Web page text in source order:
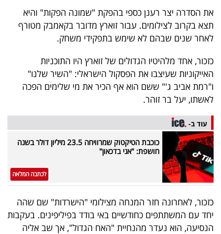
UNDER
40
שיתופי
פעולה
דרושים
ניוזלטרים
מייל
אדום
את הסדרה יצר רענן כספי בהפקת "שמונה הפקות" והיא
תצא בקרוב לצילומים. עבור זוארץ מדובר בקאמבק מטורף
לאחר שנים שבהם לא שימש בתפקידי משחק.
כזכור, אחד מלהיטיו הגדולים של זוארץ היו התוכניות
האייקוניות שעיצבו את הפסקול הישראלי: "השיר שלנו"
ו"רמת אביב ג'" ששם הוא אף הכיר את מי שלימים הפכה
לאשתו, יעל בר זוהר.
עוד ב-
כוכבת הטיקטוק שמרוויחה 23.5 מיליון דולר בשנה
חושפת: "אני בדכאון"
לכתבה המלאה
כזכור, לאחרונה חזר המנחה מצילומי "הישרדות" שם שהה
יחד עם המשתתפים כחודשיים באי בודד בפיליפינים. בעקבות
הנסיעה, הוא נעדר מהנחיית "האח הגדול", אך שב אליה